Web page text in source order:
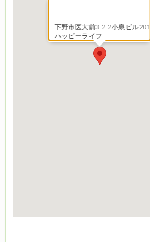
下野市医大前3-2-2小泉ビル201
ハッピーライフ